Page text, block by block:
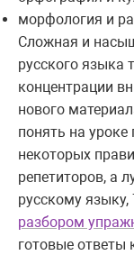
морфология и
Сложная и
русского языка
концентрации
нового
понять на
некоторых
репетиторов, а
русскому языку,
разбором
готовые